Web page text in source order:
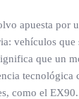
apuesta por
vehículos que
que un
tecnológica
como el EX90.